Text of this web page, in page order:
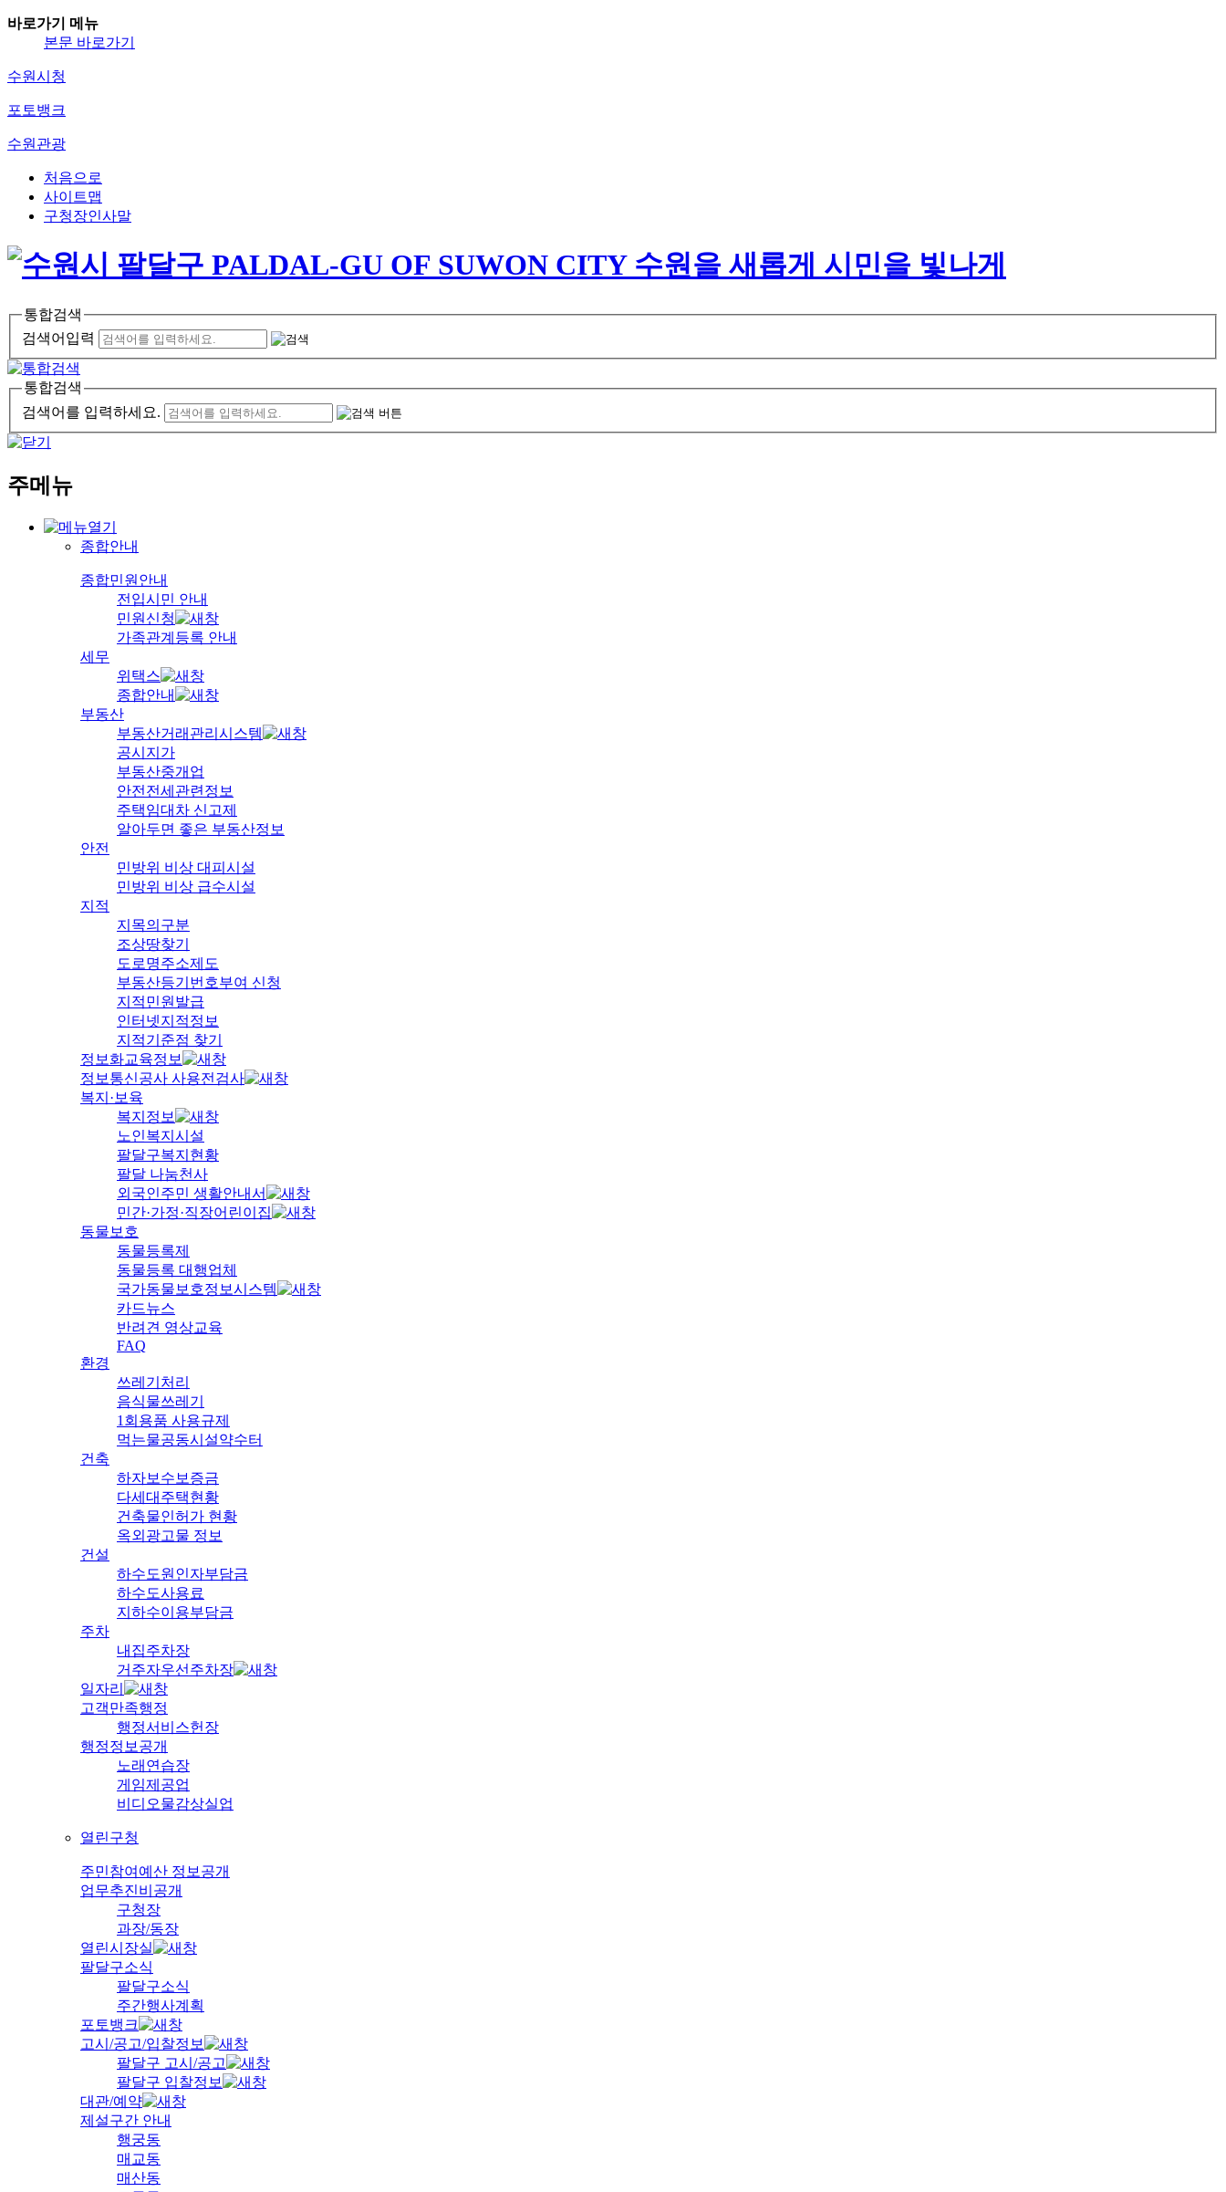
바로가기 메뉴
본문 바로가기
수원시청
포토뱅크
수원관광
처음으로
사이트맵
구청장인사말
통합검색
검색어입력
통합검색
검색어를 입력하세요.
주메뉴
종합안내
종합민원안내
전입시민 안내
민원신청
가족관계등록 안내
세무
위택스
종합안내
부동산
부동산거래관리시스템
공시지가
부동산중개업
안전전세관련정보
주택임대차 신고제
알아두면 좋은 부동산정보
안전
민방위 비상 대피시설
민방위 비상 급수시설
지적
지목의구분
조상땅찾기
도로명주소제도
부동산등기번호부여 신청
지적민원발급
인터넷지적정보
지적기준점 찾기
정보화교육정보
정보통신공사 사용전검사
복지·보육
복지정보
노인복지시설
팔달구복지현황
팔달 나눔천사
외국인주민 생활안내서
민간·가정·직장어린이집
동물보호
동물등록제
동물등록 대행업체
국가동물보호정보시스템
카드뉴스
반려견 영상교육
FAQ
환경
쓰레기처리
음식물쓰레기
1회용품 사용규제
먹는물공동시설약수터
건축
하자보수보증금
다세대주택현황
건축물인허가 현황
옥외광고물 정보
건설
하수도원인자부담금
하수도사용료
지하수이용부담금
주차
내집주차장
거주자우선주차장
일자리
고객만족행정
행정서비스헌장
행정정보공개
노래연습장
게임제공업
비디오물감상실업
열린구청
주민참여예산 정보공개
업무추진비공개
구청장
과장/동장
열린시장실
팔달구소식
팔달구소식
주간행사계획
포토뱅크
고시/공고/입찰정보
팔달구 고시/공고
팔달구 입찰정보
대관/예약
제설구간 안내
행궁동
매교동
매산동